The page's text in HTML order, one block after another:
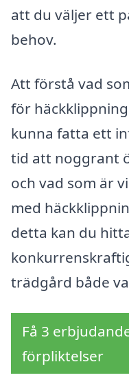
att du väljer ett
behov.
Att förstå vad
för
kunna fatta ett
tid att noggrant
och vad som är
med
detta kan du
trädgård både
Få 3
förpliktelser